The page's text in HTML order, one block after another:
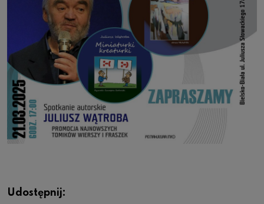
Udostępnij: